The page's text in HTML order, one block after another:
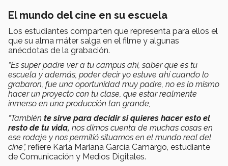
El mundo del cine en su escuela
Los estudiantes comparten que representa para ellos el
que su alma máter salga en el filme y algunas
anécdotas de la grabación.
“Es super padre ver a tu campus ahí, saber que es tu
escuela y además, poder decir yo estuve ahí cuando lo
grabaron, fue una oportunidad muy padre, no es lo mismo
hacer un proyecto con tu clase, que estar realmente
inmerso en una producción tan grande,
“También te sirve para decidir si quieres hacer esto el
resto de tu vida, nos dimos cuenta de muchas cosas en
ese rodaje y nos permitió situarnos en el mundo real del
cine”, refiere Karla Mariana García Camargo, estudiante
de Comunicación y Medios Digitales.